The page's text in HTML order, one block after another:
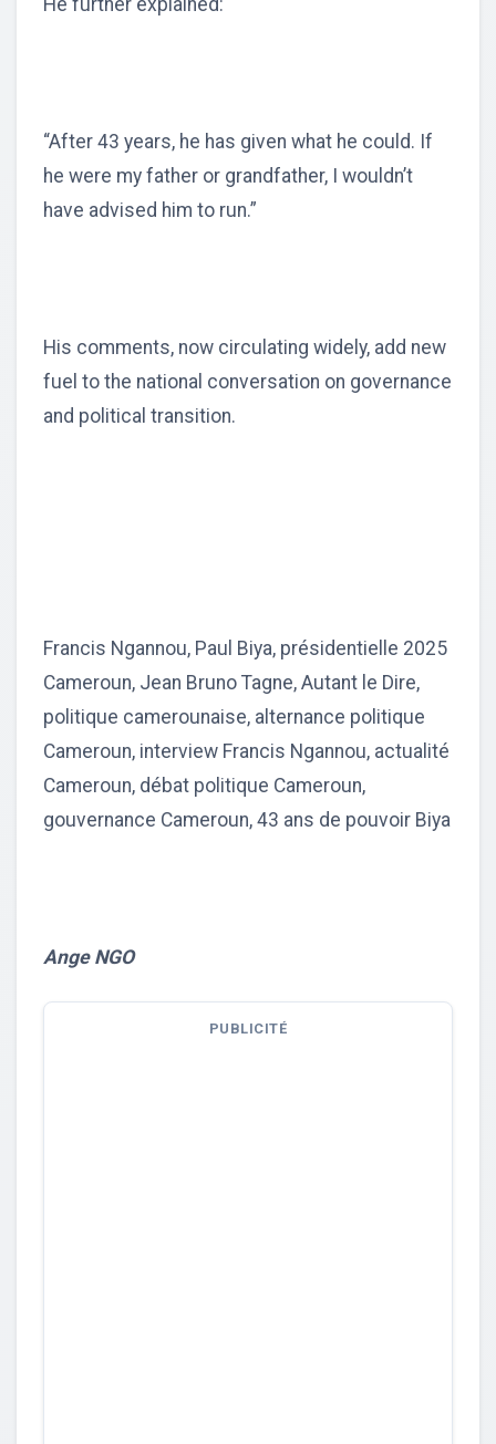
He further explained:
“After 43 years, he has given what he could. If
he were my father or grandfather, I wouldn’t
have advised him to run.”
His comments, now circulating widely, add new
fuel to the national conversation on governance
and political transition.
Francis Ngannou, Paul Biya, présidentielle 2025
Cameroun, Jean Bruno Tagne, Autant le Dire,
politique camerounaise, alternance politique
Cameroun, interview Francis Ngannou, actualité
Cameroun, débat politique Cameroun,
gouvernance Cameroun, 43 ans de pouvoir Biya
Ange NGO
PUBLICITÉ